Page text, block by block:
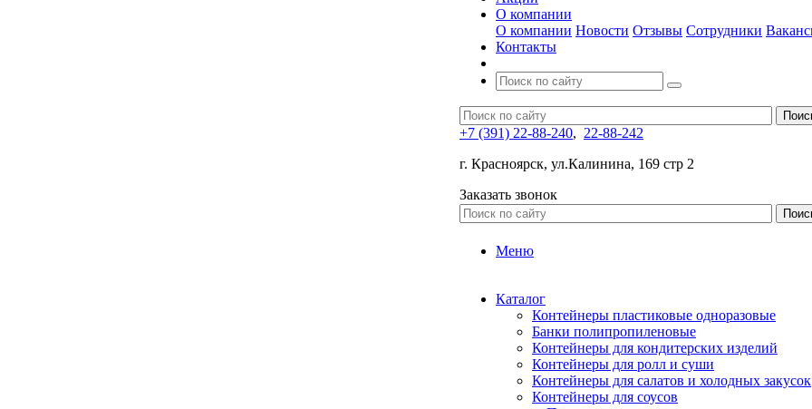
О компании
О компании Новости Отзывы Сотрудники
Контакты
+7 (391) 22-88-240, 22-88-242
г. Красноярск, ул.Калинина, 169 стр 2
Заказать звонок
Меню
Каталог
Контейнеры пластиковые одноразовые
Банки полипропиленовые
Контейнеры для кондитерских изделий
Контейнеры для ролл и суши
Контейнеры для салатов и холодных закусок
Контейнеры для соусов